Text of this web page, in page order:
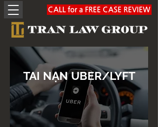
CALL for a FREE CASE REVIEW
TAI NẠN UBER/LYFT